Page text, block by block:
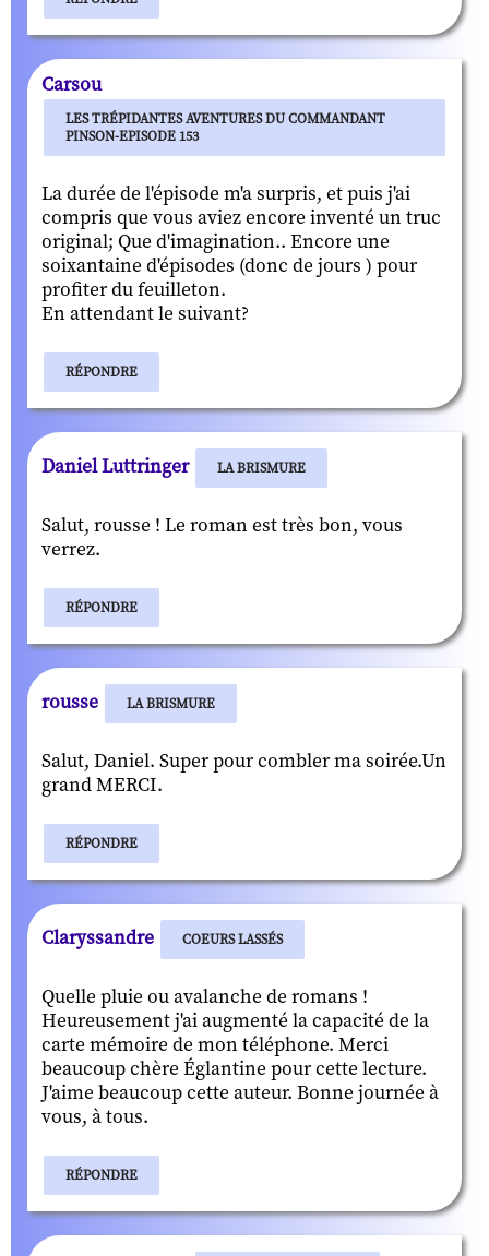
Carsou
LES TRÉPIDANTES AVENTURES DU COMMANDANT
PINSON-EPISODE 153
La durée de l'épisode m'a surpris, et puis j'ai
compris que vous aviez encore inventé un truc
original; Que d'imagination.. Encore une
soixantaine d'épisodes (donc de jours ) pour
profiter du feuilleton.
En attendant le suivant?
RÉPONDRE
Daniel Luttringer LA BRISMURE
Salut, rousse ! Le roman est très bon, vous
verrez.
RÉPONDRE
rousse LA BRISMURE
Salut, Daniel. Super pour combler ma soirée.Un
grand MERCI.
RÉPONDRE
Claryssandre COEURS LASSÉS
Quelle pluie ou avalanche de romans !
Heureusement j'ai augmenté la capacité de la
carte mémoire de mon téléphone. Merci
beaucoup chère Églantine pour cette lecture.
J'aime beaucoup cette auteur. Bonne journée à
vous, à tous.
RÉPONDRE